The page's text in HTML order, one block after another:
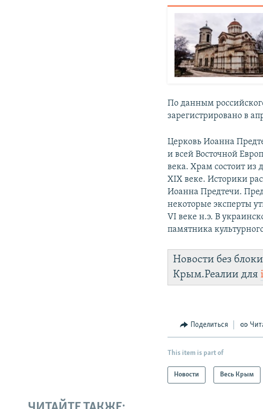
По данным
зарегистрировано в
Церковь Иоанна
и всей Восточной
века. Храм состоит из
XIX веке. Историки
Иоанна Предтечи.
некоторые эксперты
VI веке н.э. В
памятника
Новости без
Крым.Реалии для
Поделиться
This item is part of
Новости Весь Крым